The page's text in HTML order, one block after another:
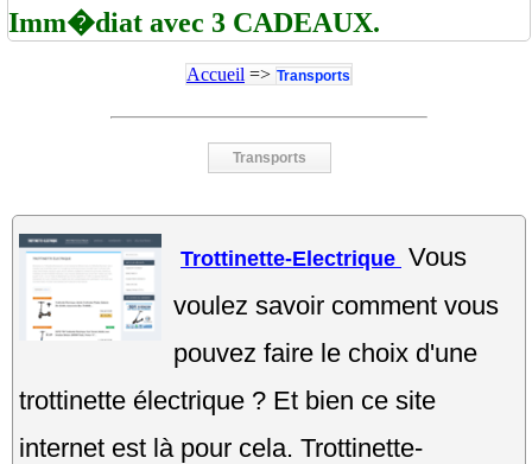
Imm�diat avec 3 CADEAUX.
Accueil => Transports
Transports
Trottinette-Electrique Vous
voulez savoir comment vous
pouvez faire le choix d'une
trottinette électrique ? Et bien ce site
internet est là pour cela. Trottinette-